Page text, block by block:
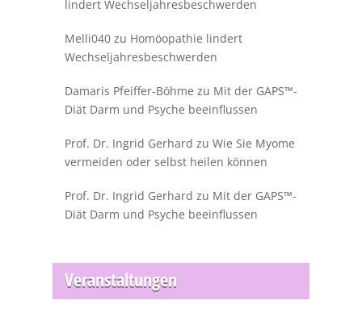
lindert Wechseljahresbeschwerden
Melli040zu Homöopathie lindert
Wechseljahresbeschwerden
Damaris Pfeiffer-Böhme zu Mit der GAPS™-
Diät Darm und Psyche beeinflussen
Prof. Dr. Ingrid Gerhard zu Wie Sie Myome
vermeiden oder selbst heilen können
Prof. Dr. Ingrid Gerhard zu Mit der GAPS™-
Diät Darm und Psyche beeinflussen
Veranstaltungen